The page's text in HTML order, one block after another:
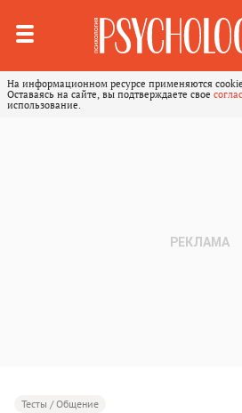
На информационном ресурсе применяются
Оставаясь на сайте, вы подтверждаете свое
использование.
Тесты / Общение